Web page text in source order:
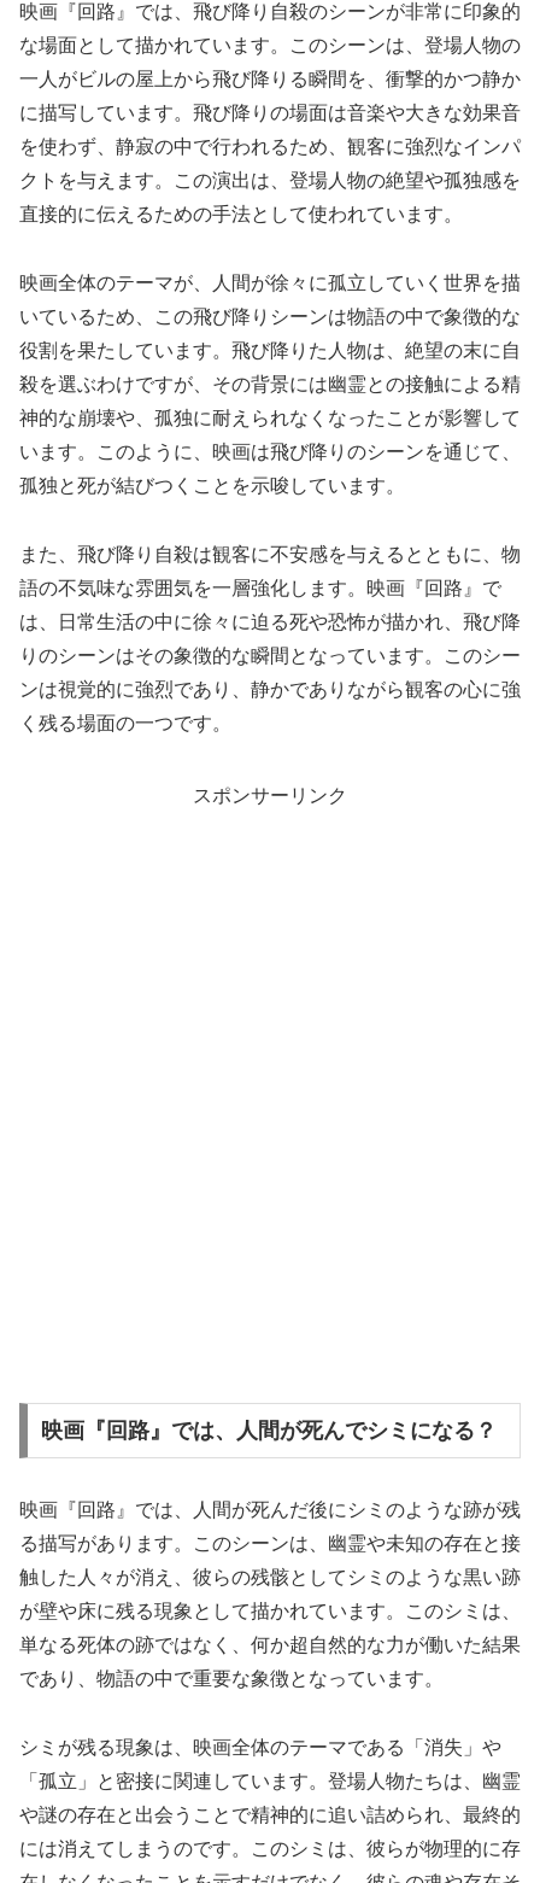
映画『回路』では、飛び降り自殺のシーンが非常に印象的
な場面として描かれています。このシーンは、登場人物の
一人がビルの屋上から飛び降りる瞬間を、衝撃的かつ静か
に描写しています。飛び降りの場面は音楽や大きな効果音
を使わず、静寂の中で行われるため、観客に強烈なインパ
クトを与えます。この演出は、登場人物の絶望や孤独感を
直接的に伝えるための手法として使われています。
映画全体のテーマが、人間が徐々に孤立していく世界を描
いているため、この飛び降りシーンは物語の中で象徴的な
役割を果たしています。飛び降りた人物は、絶望の末に自
殺を選ぶわけですが、その背景には幽霊との接触による精
神的な崩壊や、孤独に耐えられなくなったことが影響して
います。このように、映画は飛び降りのシーンを通じて、
孤独と死が結びつくことを示唆しています。
また、飛び降り自殺は観客に不安感を与えるとともに、物
語の不気味な雰囲気を一層強化します。映画『回路』で
は、日常生活の中に徐々に迫る死や恐怖が描かれ、飛び降
りのシーンはその象徴的な瞬間となっています。このシー
ンは視覚的に強烈であり、静かでありながら観客の心に強
く残る場面の一つです。
スポンサーリンク
映画『回路』では、人間が死んでシミになる？
映画『回路』では、人間が死んだ後にシミのような跡が残
る描写があります。このシーンは、幽霊や未知の存在と接
触した人々が消え、彼らの残骸としてシミのような黒い跡
が壁や床に残る現象として描かれています。このシミは、
単なる死体の跡ではなく、何か超自然的な力が働いた結果
であり、物語の中で重要な象徴となっています。
シミが残る現象は、映画全体のテーマである「消失」や
「孤立」と密接に関連しています。登場人物たちは、幽霊
や謎の存在と出会うことで精神的に追い詰められ、最終的
には消えてしまうのです。このシミは、彼らが物理的に存